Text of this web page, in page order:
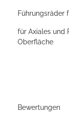
Führungsräder
für Axiales und
Oberfläche
Bewertungen